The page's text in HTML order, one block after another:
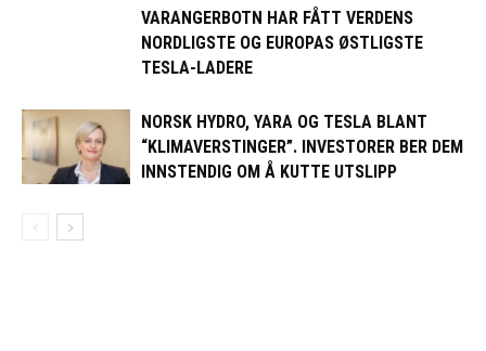
VARANGERBOTN HAR FÅTT VERDENS
NORDLIGSTE OG EUROPAS ØSTLIGSTE
TESLA-LADERE
NORSK HYDRO, YARA OG TESLA BLANT
“KLIMAVERSTINGER”. INVESTORER BER DEM
INNSTENDIG OM Å KUTTE UTSLIPP